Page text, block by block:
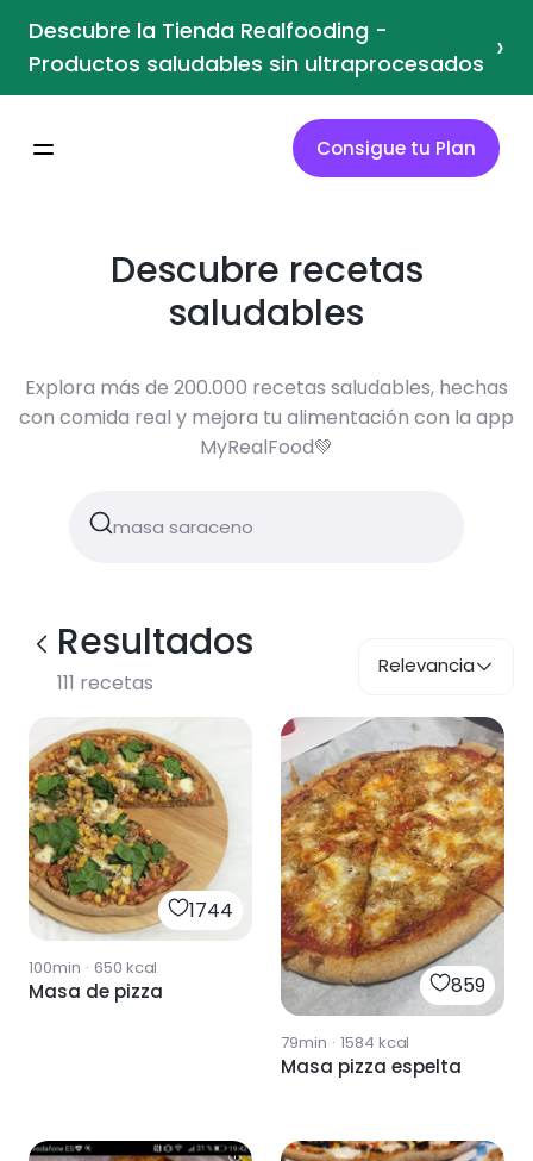
Descubre la Tienda Realfooding -
Productos saludables sin ultraprocesados ›
Consigue tu Plan
Descubre recetas
saludables
Explora más de 200.000 recetas saludables, hechas
con comida real y mejora tu alimentación con la app
MyRealFood💚
Resultados
111 recetas
Relevancia
1744
100min · 650 kcal
Masa de pizza 859
79min · 1584 kcal
Masa pizza espelta